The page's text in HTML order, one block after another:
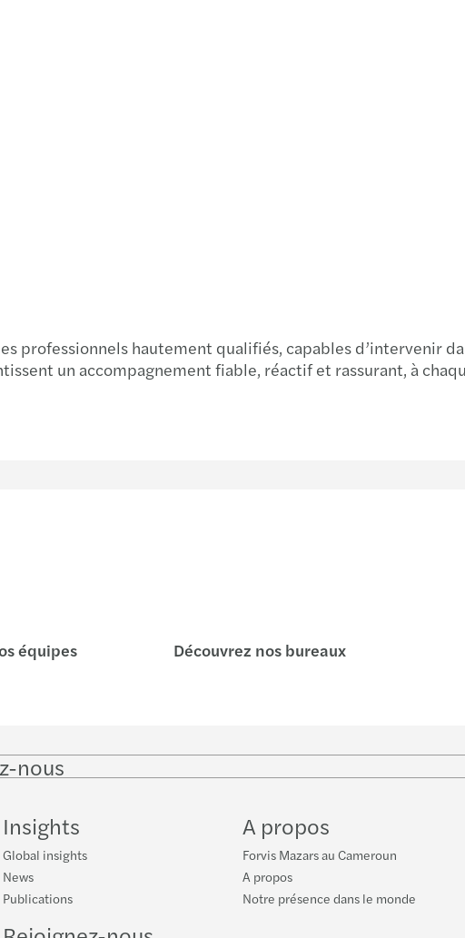
professionnels hautement qualifiés, capables d’intervenir
un accompagnement fiable, réactif et rassurant, à
équipes Découvrez nos bureaux
nous
on
on
Instagram
on
Insights
Global insights
News
Publications
A propos
Forvis Mazars au Cameroun
A propos
Notre présence dans le monde